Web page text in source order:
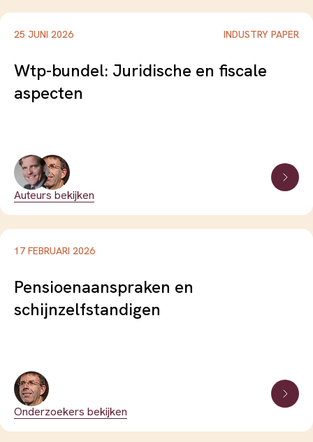
#keuzearchitectuur #keuzebegeleiding
#langlevenrisico
#nabestaandenpensioen
#notional-defined-contribution
#omslagdekking-en-kapitaaldekking
#renterisico
#risicovoorkeuren
25 JUNI 2026 INDUSTRY PAPER
Wtp-bundel: Juridische en fiscale
aspecten
Auteurs bekijken
17 FEBRUARI 2026
Pensioenaanspraken en
schijnzelfstandigen
Onderzoekers bekijken